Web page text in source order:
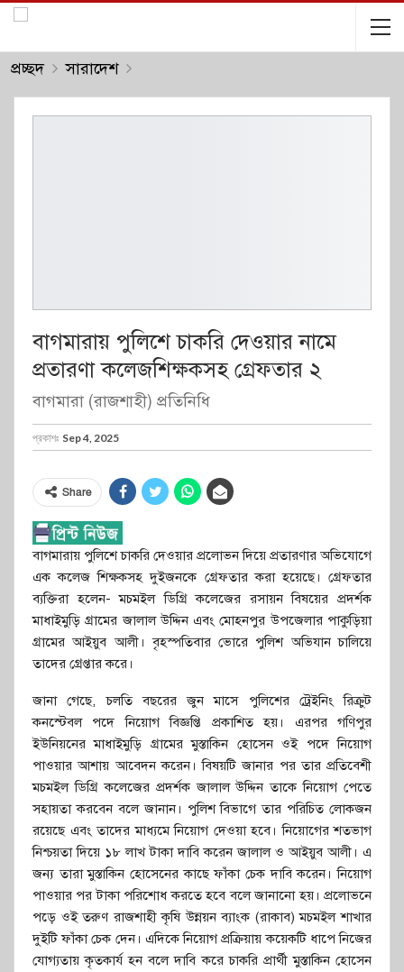
প্রচ্ছদ সারাদেশ
বাগমারায় পুলিশে চাকরি দেওয়ার নামে
প্রতারণা কলেজশিক্ষকসহ গ্রেফতার ২
বাগমারা (রাজশাহী) প্রতিনিধি
প্রকাশঃ Sep 4, 2025
Share
বাগমারায় পুলিশে চাকরি দেওয়ার প্রলোভন দিয়ে প্রতারণার অভিযোগে
এক কলেজ শিক্ষকসহ দুইজনকে গ্রেফতার করা হয়েছে। গ্রেফতার
ব্যক্তিরা হলেন- মচমইল ডিগ্রি কলেজের রসায়ন বিষয়ের প্রদর্শক
মাধাইমুড়ি গ্রামের জালাল উদ্দিন এবং মোহনপুর উপজেলার পাকুড়িয়া
গ্রামের আইয়ুব আলী। বৃহস্পতিবার ভোরে পুলিশ অভিযান চালিয়ে
তাদের গ্রেপ্তার করে।
জানা গেছে, চলতি বছরের জুন মাসে পুলিশের ট্রেইনিং রিক্রুট
কনস্টেবল পদে নিয়োগ বিজ্ঞপ্তি প্রকাশিত হয়। এরপর গণিপুর
ইউনিয়নের মাধাইমুড়ি গ্রামের মুস্তাকিন হোসেন ওই পদে নিয়োগ
পাওয়ার আশায় আবেদন করেন। বিষয়টি জানার পর তার প্রতিবেশী
মচমইল ডিগ্রি কলেজের প্রদর্শক জালাল উদ্দিন তাকে নিয়োগ পেতে
সহায়তা করবেন বলে জানান। পুলিশ বিভাগে তার পরিচিত লোকজন
রয়েছে এবং তাদের মাধ্যমে নিয়োগ দেওয়া হবে। নিয়োগের শতভাগ
নিশ্চয়তা দিয়ে ১৮ লাখ টাকা দাবি করেন জালাল ও আইয়ুব আলী। এ
জন্য তারা মুস্তাকিন হোসেনের কাছে ফাঁকা চেক দাবি করেন। নিয়োগ
পাওয়ার পর টাকা পরিশোধ করতে হবে বলে জানানো হয়। প্রলোভনে
পড়ে ওই তরুণ রাজশাহী কৃষি উন্নয়ন ব্যাংক (রাকাব) মচমইল শাখার
দুইটি ফাঁকা চেক দেন। এদিকে নিয়োগ প্রক্রিয়ায় কয়েকটি ধাপে নিজের
যোগ্যতায় কৃতকার্য হন বলে দাবি করে চাকরি প্রার্থী মুস্তাকিন হোসেন